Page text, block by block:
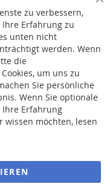
zu verbessern,
Erfahrung zu
unten nicht
werden. Wenn
die
um uns zu
Sie persönliche
Wenn Sie optionale
Ihre Erfahrung
wissen möchten, lesen